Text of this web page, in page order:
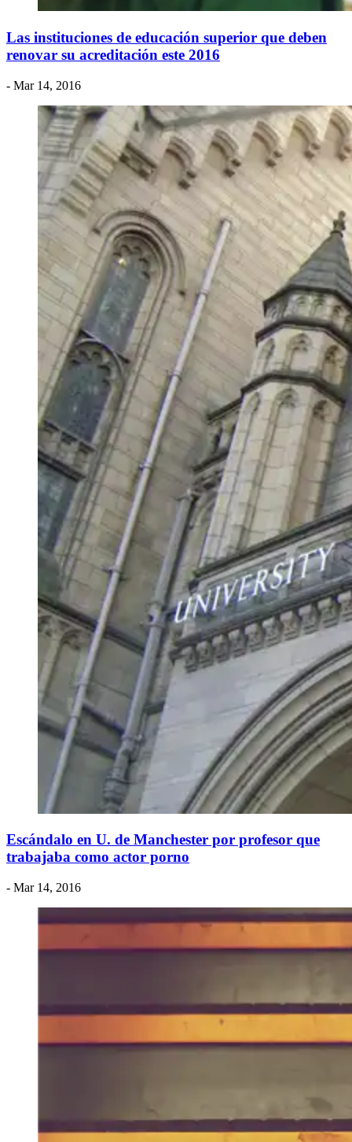
Las instituciones de educación superior que deben
renovar su acreditación este 2016
- Mar 14, 2016
Escándalo en U. de Manchester por profesor que
trabajaba como actor porno
- Mar 14, 2016